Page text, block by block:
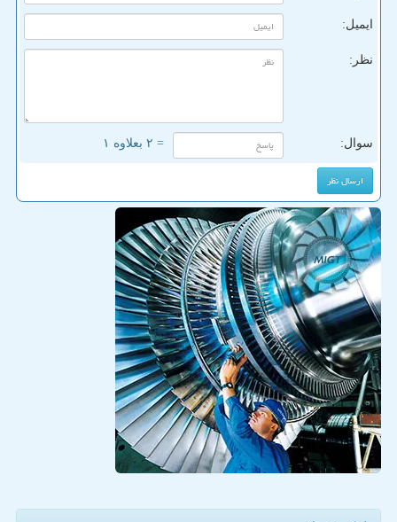
ایمیل:
نظر:
سوال: = ۲ بعلاوه ۱